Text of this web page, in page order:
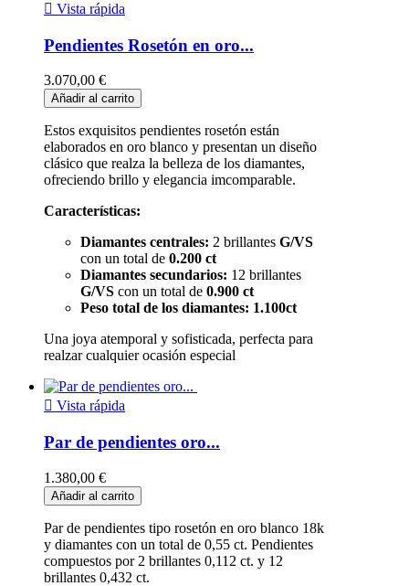
 Vista rápida
Pendientes Rosetón en oro...
3.070,00 €
Añadir al carrito
Estos exquisitos pendientes rosetón están
elaborados en oro blanco y presentan un diseño
clásico que realza la belleza de los diamantes,
ofreciendo brillo y elegancia imcomparable.
Características:
Diamantes centrales: 2 brillantes G/VS
con un total de 0.200 ct
Diamantes secundarios: 12 brillantes
G/VS con un total de 0.900 ct
Peso total de los diamantes: 1.100ct
Una joya atemporal y sofisticada, perfecta para
realzar cualquier ocasión especial
 Vista rápida
Par de pendientes oro...
1.380,00 €
Añadir al carrito
Par de pendientes tipo rosetón en oro blanco 18k
y diamantes con un total de 0,55 ct. Pendientes
compuestos por 2 brillantes 0,112 ct. y 12
brillantes 0,432 ct.